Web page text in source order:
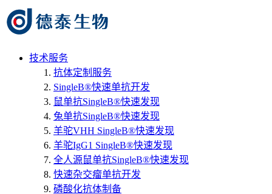
技术服务
抗体定制服务
SingleB®快速单抗开发
鼠单抗SingleB®快速发现
兔单抗SingleB®快速发现
羊驼VHH SingleB®快速发现
羊驼IgG1 SingleB®快速发现
全人源鼠单抗SingleB®快速发现
快速杂交瘤单抗开发
磷酸化抗体制备